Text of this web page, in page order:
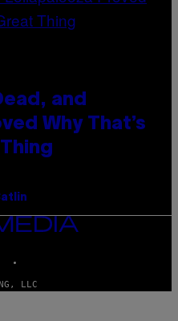
and
Why That’s
LLC